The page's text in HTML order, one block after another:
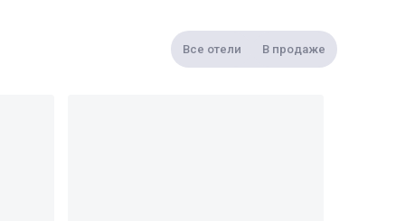
Все отели В продаже